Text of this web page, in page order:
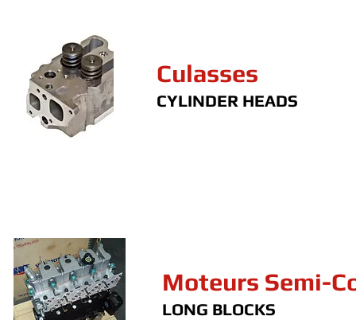
Culasses
CYLINDER HEADS
Moteurs Semi-
LONG BLOCKS